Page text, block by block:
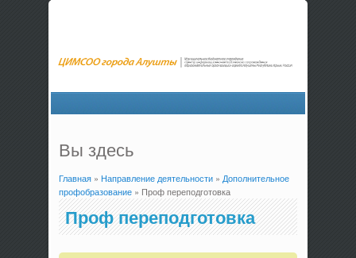
Вы здесь
Главная» Направление деятельности» Дополнительное
профобразование» Проф переподготовка
Проф переподготовка